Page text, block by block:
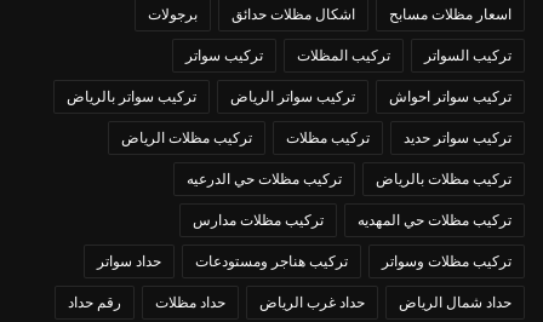
اسعار مظلات مسابح اشكال مظلات حدائق برجولات
تركيب السواتر تركيب المظلات تركيب سواتر
تركيب سواتر احواش تركيب سواتر الرياض تركيب سواتر بالرياض
تركيب سواتر حديد تركيب مظلات تركيب مظلات الرياض
تركيب مظلات بالرياض تركيب مظلات حي الدرعيه
تركيب مظلات حي المهديه تركيب مظلات مدارس
تركيب مظلات وسواتر تركيب هناجر ومستودعات حداد سواتر
حداد شمال الرياض حداد غرب الرياض حداد مظلات رقم حداد